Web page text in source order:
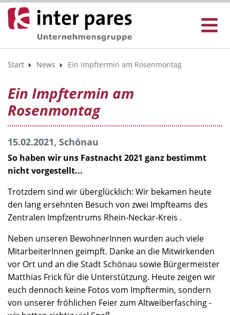
Start News Ein Impftermin am Rosenmontag
Ein Impftermin am
Rosenmontag
15.02.2021, Schönau
So haben wir uns Fastnacht 2021 ganz bestimmt
nicht vorgestellt...
Trotzdem sind wir überglücklich: Wir bekamen heute
den lang ersehnten Besuch von zwei Impfteams des
Zentralen Impfzentrums Rhein-Neckar-Kreis .
Neben unseren BewohnerInnen wurden auch viele
MitarbeiterInnen geimpft. Danke an die Mitwirkenden
vor Ort und an die Stadt Schönau sowie Bürgermeister
Matthias Frick für die Unterstützung. Heute zeigen wir
euch dennoch keine Fotos vom Impftermin, sondern
von unserer fröhlichen Feier zum Altweiberfasching -